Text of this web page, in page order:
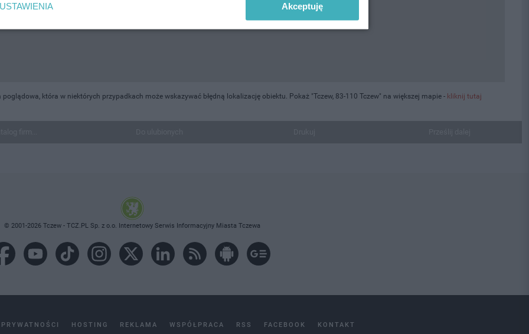
poglądowa, która w niektórych przypadkach może wskazywać błędną lokalizację obiektu. Pokaż "Tczew, 83-110 Tczew" na większej mapie - kliknij tutaj
© 2001-2026 Tczew - TCZ.PL Sp. z o.o. Internetowy Serwis Informacyjny Miasta Tczewa
HOSTING REKLAMA WSPÓŁPRACA RSS FACEBOOK KONTAKT
USTAWIENIA Akceptuję